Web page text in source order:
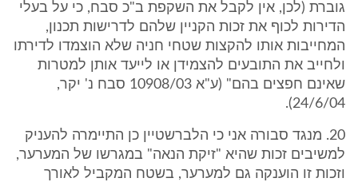
גוברת (לכן, אין לקבל את השקפת ב"כ סבח, כי על בעלי
הדירות לכוף את זכות הקניין שלהם לדרישות תכנון,
המחייבות אותו להקצות שטחי חניה שלא הוצמדו לדירתו
ולחייב את התובעים להצמידן או לייעד אותן למטרות
שאינם חפצים בהם" (ע"א 10908/03 סבח נ' יקר,
24/6/04).
20. מנגד סבורה אני כי הלברשטיין כן התיימרה להעניק
למשיבים זכות שהיא "זיקת הנאה" במגרשו של המערער,
וזכות זו הוענקה גם למערער, בשטח המקביל לאורך